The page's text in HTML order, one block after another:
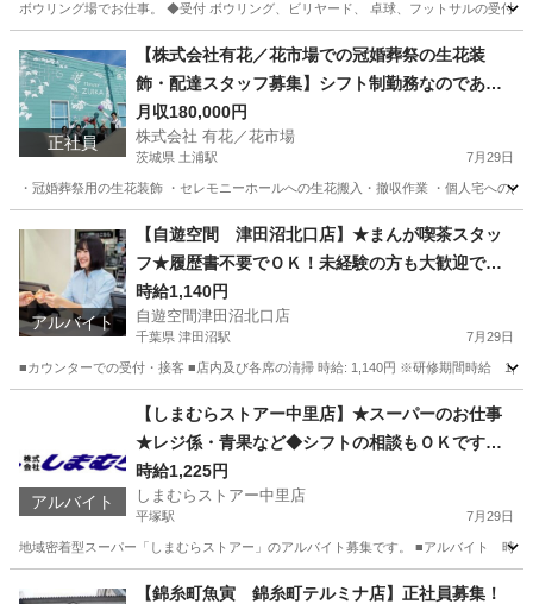
ボウリング場でお仕事。 ◆受付 ボウリング、ビリヤード、 卓球、フットサルの受付
みずほ台駅 フロント ボウリング場
正社員
【株式会社有花／花市場での冠婚葬祭の生花装
飾・配達スタッフ募集】シフト制勤務なのであな
たの都合に合わせて働くことができます
月収180,000円
株式会社 有花／花市場
茨城県 土浦駅 7月29日
・冠婚葬祭用の生花装飾 ・セレモニーホールへの生花搬入・撤収作業 ・個人宅への
土浦駅 その他 ホール
アルバイト
【自遊空間 津田沼北口店】★まんが喫茶スタッ
フ★履歴書不要でＯＫ！未経験の方も大歓迎で
す！JR津田沼駅徒歩3分♪
時給1,140円
自遊空間津田沼北口店
千葉県 津田沼駅 7月29日
■カウンターでの受付・接客 ■店内及び各席の清掃 時給: 1,140円 ※研修期間時給
津田沼駅 漫画喫茶 時給
アルバイト
【しまむらストアー中里店】★スーパーのお仕事
★レジ係・青果など◆シフトの相談もＯＫです！
主婦（夫）・高校生・大学生・シニアの方が活躍
中☆家庭との両立◎ ご都合よい時間をご相談くだ
さい！
時給1,225円
しまむらストアー中里店
平塚駅 7月29日
地域密着型スーパー「しまむらストアー」のアルバイト募集です。 ■アルバイト
平塚駅 スーパー しまむら
【錦糸町魚寅 錦糸町テルミナ店】正社員募集！